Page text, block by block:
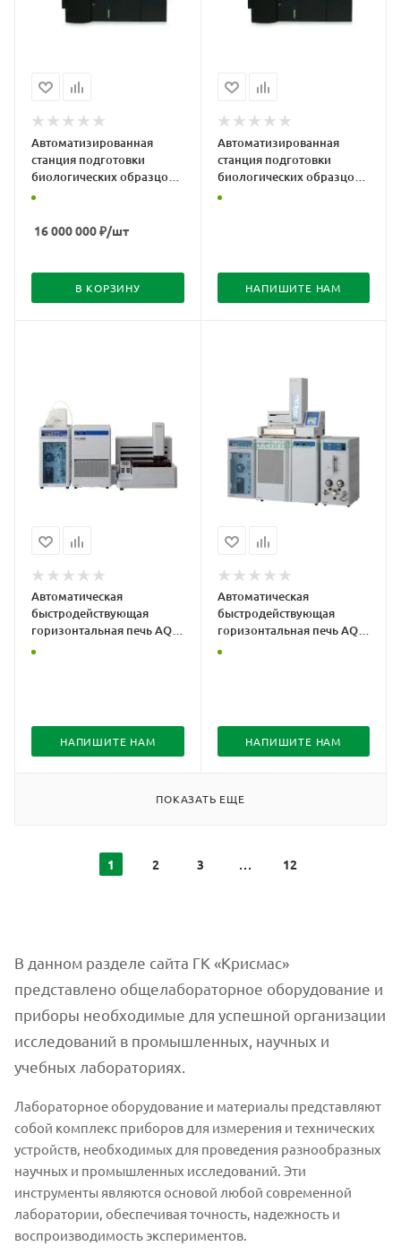
Автоматизированная
станция подготовки
биологических образцов
Clam-2000
16 000 000₽/шт
В КОРЗИНУ
Автоматизированная
станция подготовки
биологических образцов
CLAM-2030 для
НАПИШИТЕ НАМ
Автоматическая
быстродействующая
горизонтальная печь AQF-
2100H
НАПИШИТЕ НАМ
Автоматическая
быстродействующая
горизонтальная печь AQF-
2100V
НАПИШИТЕ НАМ
ПОКАЗАТЬ ЕЩЕ
1 2 3 12
В данном разделе сайта ГК «Крисмас»
представлено общелабораторное оборудование и
приборы необходимые для успешной организации
исследований в промышленных, научных и
учебных лабораториях.
Лабораторное оборудование и материалы представляют
собой комплекс приборов для измерения и технических
устройств, необходимых для проведения разнообразных
научных и промышленных исследований. Эти
инструменты являются основой любой современной
лаборатории, обеспечивая точность, надежность и
воспроизводимость экспериментов.